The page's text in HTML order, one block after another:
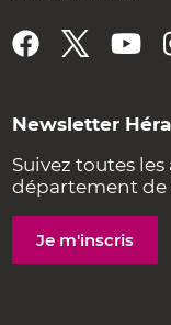
Newsletter
Suivez toutes
département de
Je m'inscris